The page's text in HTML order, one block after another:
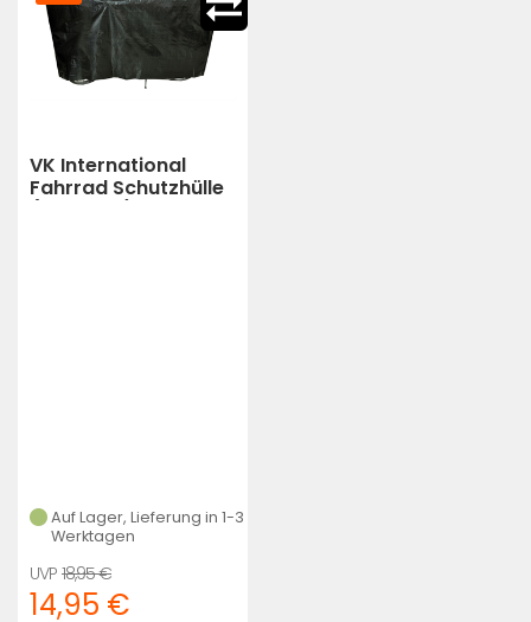
VK International
Fahrrad Schutzhülle
Auf Lager, Lieferung in 1-3
Werktagen
18,95 €
14,95 €